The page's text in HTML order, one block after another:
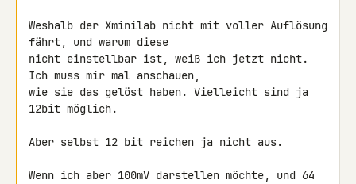
Weshalb der Xminilab nicht mit voller Auflösung
fährt, und warum diese
nicht einstellbar ist, weiß ich jetzt nicht.
Ich muss mir mal anschauen,
wie sie das gelöst haben. Vielleicht sind ja
12bit möglich.
Aber selbst 12 bit reichen ja nicht aus.
Wenn ich aber 100mV darstellen möchte, und 64